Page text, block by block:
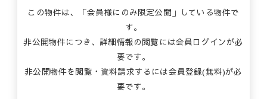
この物件は、「会員様にのみ限定公開」している物件で
す。
非公開物件につき、詳細情報の閲覧には会員ログインが必
要です。
非公開物件を閲覧・資料請求するには会員登録(無料)が必
要です。